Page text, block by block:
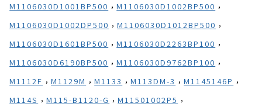
M1106030D1001BP500 , M1106030D1002BP500 ,
M1106030D1002DP500 , M1106030D1012BP500 ,
M1106030D1601BP500 , M1106030D2263BP100 ,
M1106030D6190BP500 , M1106030D9762BP100 ,
M1112F , M1129M , M1133 , M113DM-3 , M1145146P ,
M114S , M115-B1120-G , M11501002P5 ,